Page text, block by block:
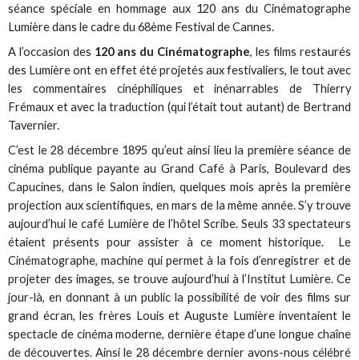
séance spéciale en hommage aux 120 ans du Cinématographe
Lumière dans le cadre du 68ème Festival de Cannes.
A l’occasion des 120 ans du Cinématographe, les films restaurés
des Lumière ont en effet été projetés aux festivaliers, le tout avec
les commentaires cinéphiliques et inénarrables de Thierry
Frémaux et avec la traduction (qui l’était tout autant) de Bertrand
Tavernier.
C’est le 28 décembre 1895 qu’eut ainsi lieu la première séance de
cinéma publique payante au Grand Café à Paris, Boulevard des
Capucines, dans le Salon indien, quelques mois après la première
projection aux scientifiques, en mars de la même année. S’y trouve
aujourd’hui le café Lumière de l’hôtel Scribe. Seuls 33 spectateurs
étaient présents pour assister à ce moment historique. Le
Cinématographe, machine qui permet à la fois d’enregistrer et de
projeter des images, se trouve aujourd’hui à l’Institut Lumière. Ce
jour-là, en donnant à un public la possibilité de voir des films sur
grand écran, les frères Louis et Auguste Lumière inventaient le
spectacle de cinéma moderne, dernière étape d’une longue chaîne
de découvertes. Ainsi le 28 décembre dernier avons-nous célébré